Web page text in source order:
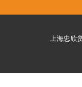
上海忠欣